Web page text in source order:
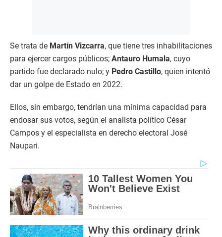
Se trata de Martín Vizcarra, que tiene tres inhabilitaciones
para ejercer cargos públicos; Antauro Humala, cuyo
partido fue declarado nulo; y Pedro Castillo, quien intentó
dar un golpe de Estado en 2022.
Ellos, sin embargo, tendrían una mínima capacidad para
endosar sus votos, según el analista político César
Campos y el especialista en derecho electoral José
Naupari.